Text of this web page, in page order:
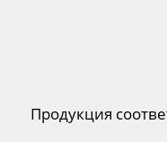
Продукция